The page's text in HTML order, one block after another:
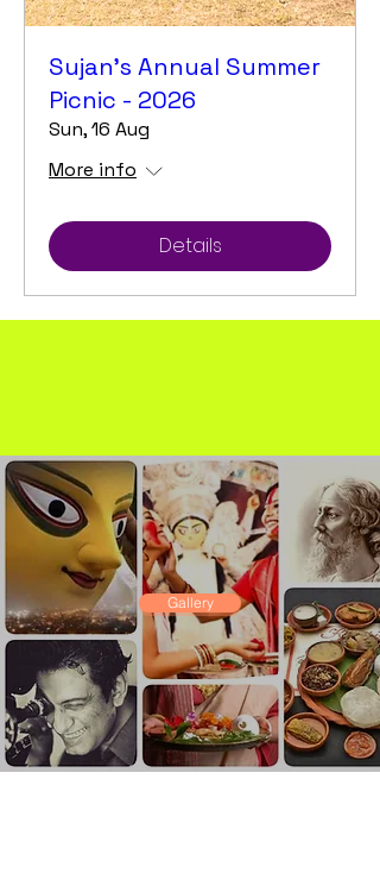
Sujan's Annual Summer
Picnic - 2026
Sun, 16 Aug
More info
Details
Gallery